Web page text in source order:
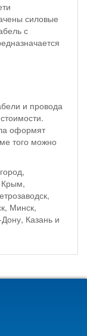
силовые
с
и провода
оформят
того можно
Крым,
Минск,
Казань и